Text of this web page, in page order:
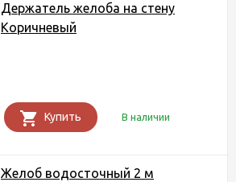
Держатель желоба на стену
Коричневый
Купить В наличии
Желоб водосточный 2 м